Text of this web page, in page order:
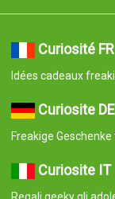
Curiosité FR
Idées cadeaux
Curiosite DE
Freakige
Curiosite IT